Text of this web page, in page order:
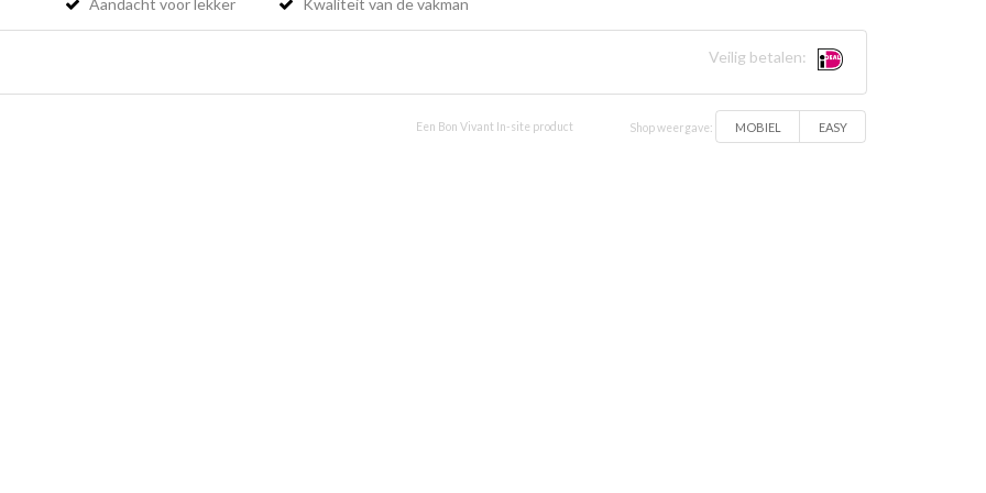
Aandacht voor lekker Kwaliteit van de vakman
Veilig betalen:
Een Bon Vivant In-site product Shop weergave: MOBIEL EASY